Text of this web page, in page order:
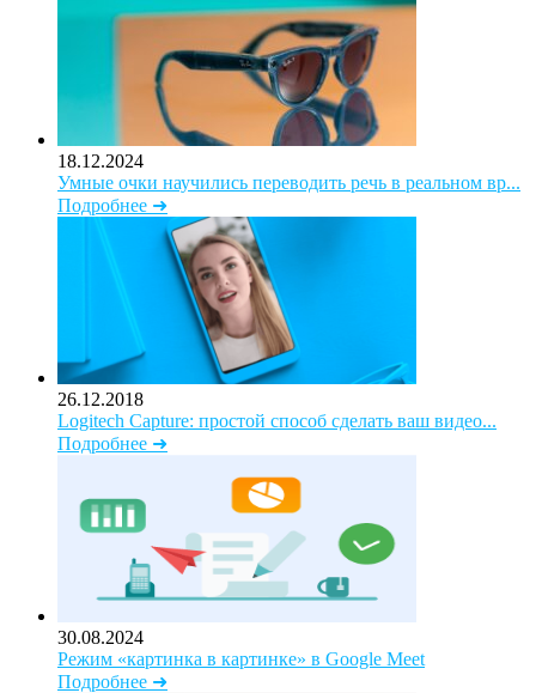
18.12.2024
Умные очки научились переводить речь в реальном вр...
Подробнее ➜
26.12.2018
Logitech Capture: простой способ сделать ваш видео...
Подробнее ➜
30.08.2024
Режим «картинка в картинке» в Google Meet
Подробнее ➜